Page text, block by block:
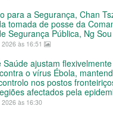
para a Segurança, Chan
tomada de posse da
Segurança Pública, Ng
às 16:51
Saúde ajustam
o vírus Ébola,
nos postos
afectados pela
às 16:30